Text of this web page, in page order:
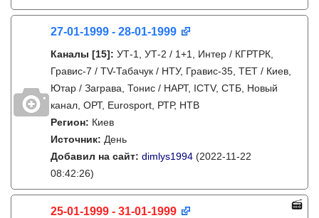
27-01-1999 - 28-01-1999
Каналы [15]: УТ-1, УТ-2 / 1+1, Интер / КГРТРК,
Гравис-7 / TV-Табачук / НТУ, Гравис-35, ТЕТ / Киев,
Ютар / Заграва, Тонис / НАРТ, ICTV, СТБ, Новый
канал, ОРТ, Eurosport, РТР, НТВ
Регион: Киев
Источник: День
Добавил на сайт: dimlys1994 (2022-11-22
08:42:26)
25-01-1999 - 31-01-1999